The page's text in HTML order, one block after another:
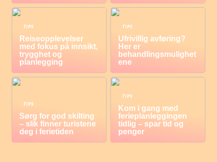
TIPS
Reiseopplevelser
med fokus på innsikt,
trygghet og
planlegging
TIPS
Ufrivillig avføring?
Her er
behandlingsmulighet
ene
TIPS
Sørg for god skilting
– slik finner turistene
deg i ferietiden
TIPS
Kom i gang med
ferieplanleggingen
tidlig – spar tid og
penger